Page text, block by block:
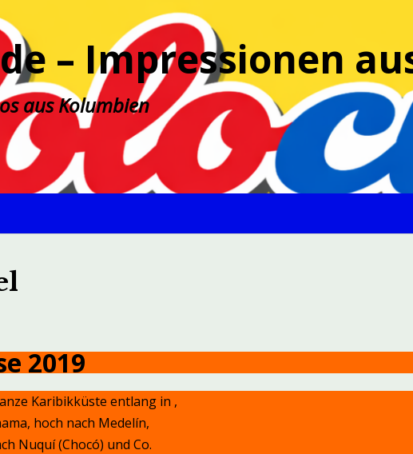
– Impressionen
aus Kolumbien
2019
Karibikküste entlang in ,
hoch nach Medelín,
Nuquí (Chocó) und Co.